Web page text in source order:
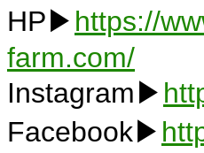
HP▶ https://
farm.com/
Instagram▶
Facebook▶